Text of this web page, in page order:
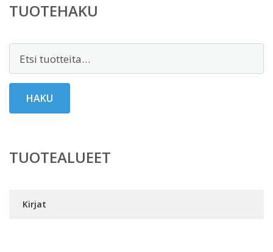
TUOTEHAKU
HAKU
TUOTEALUEET
Kirjat